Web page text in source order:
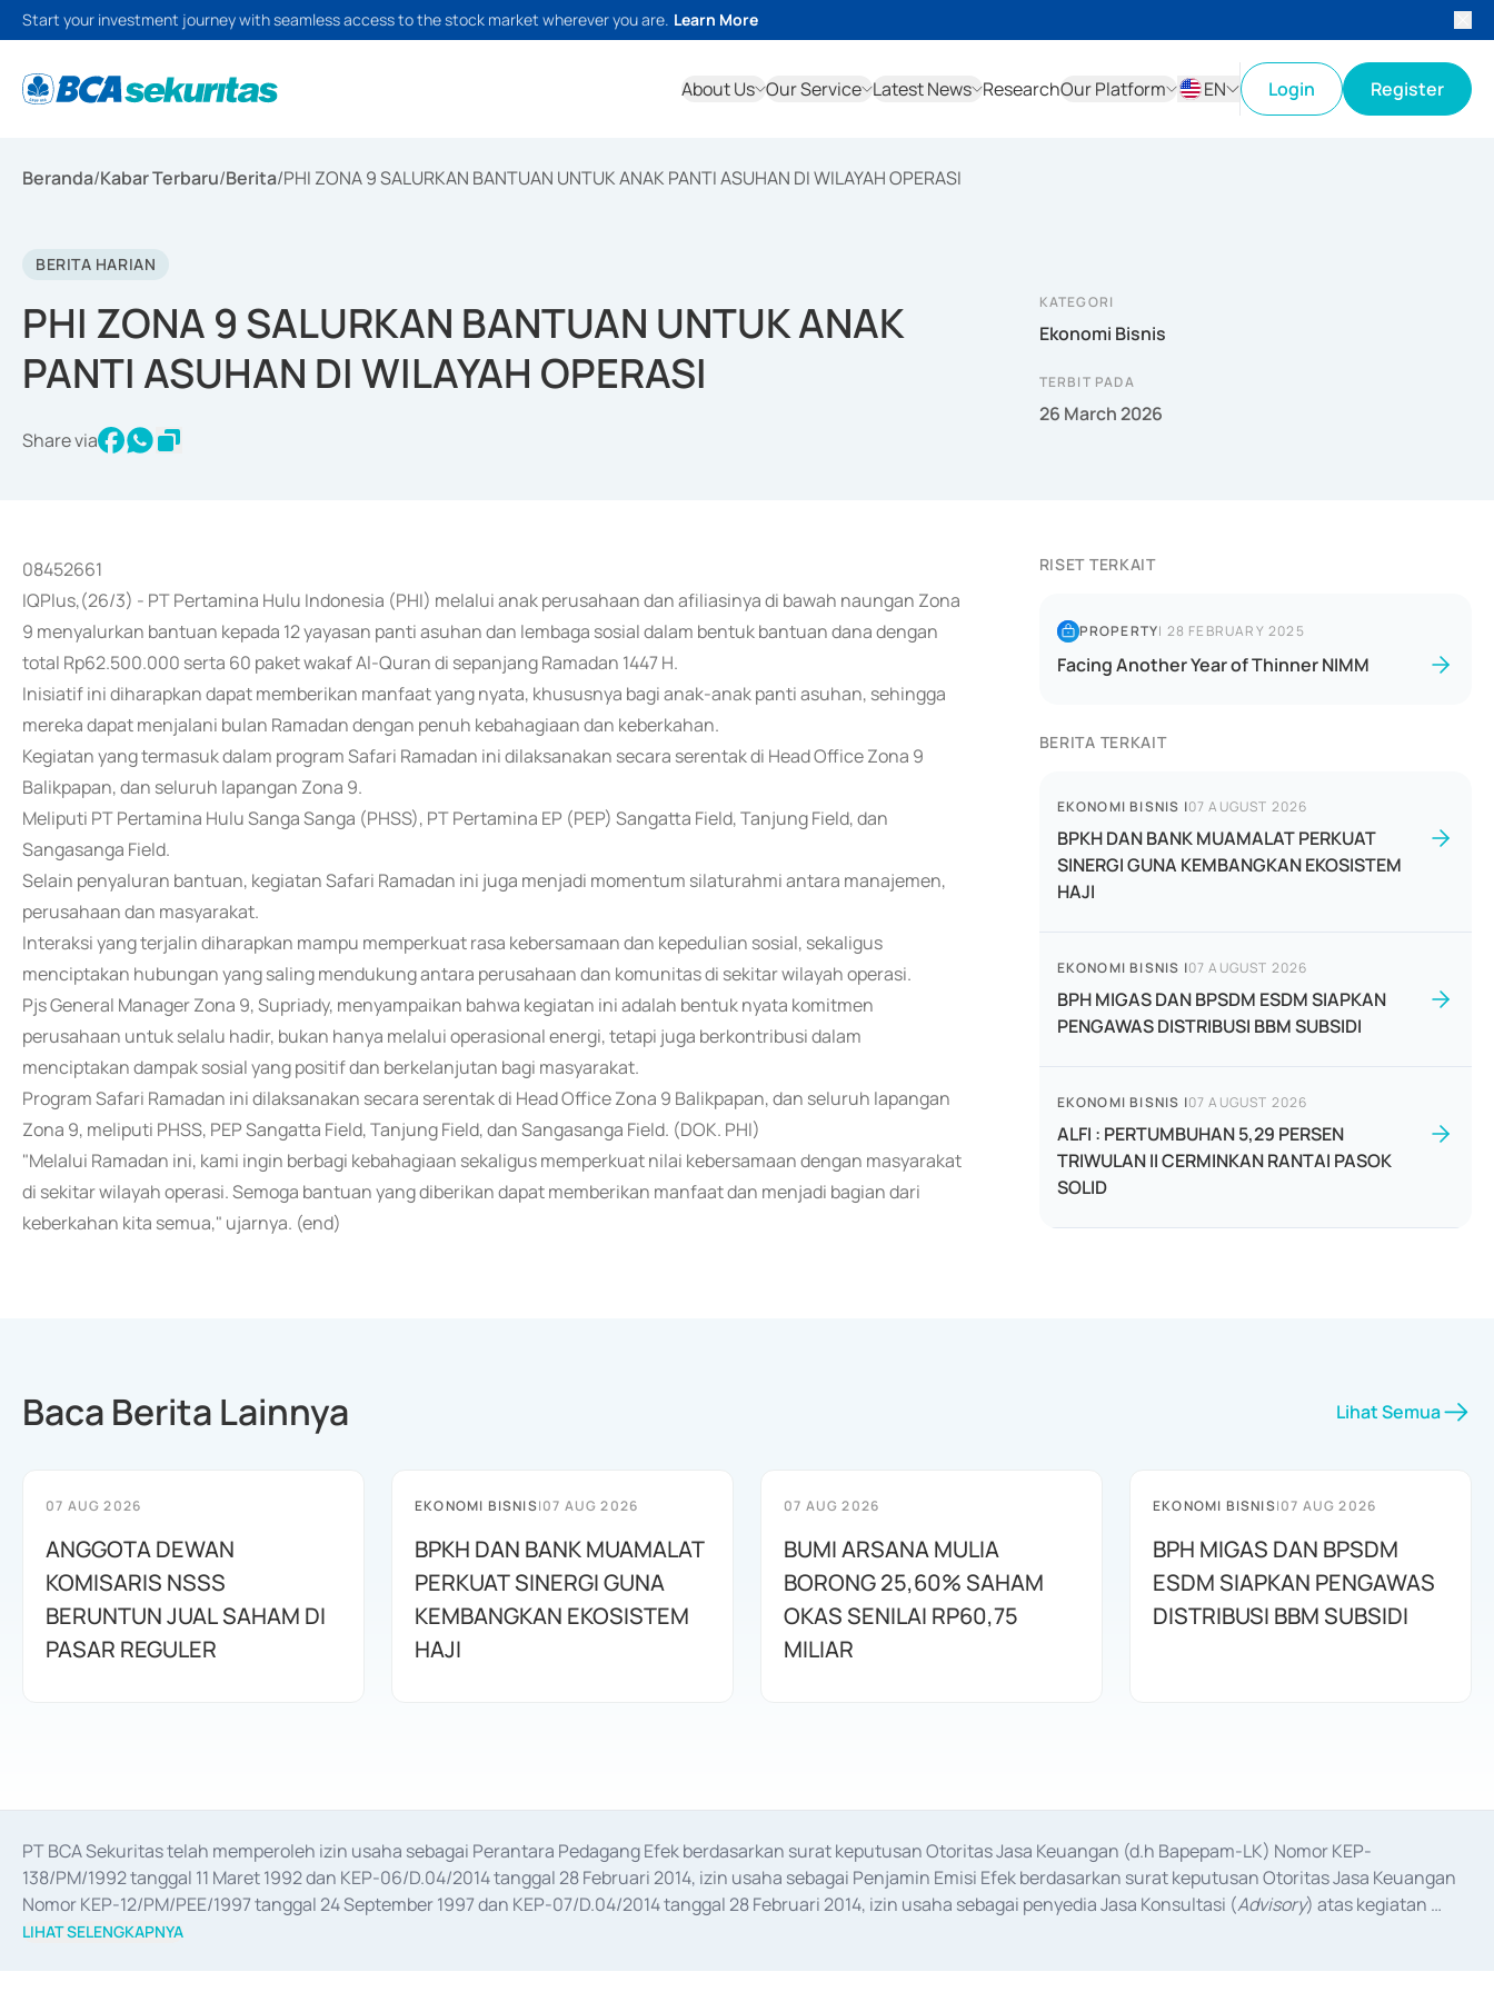
Start your investment journey with seamless access to the stock market wherever you are. Learn More
About Us Our Service Latest News ResearchOur Platform
EN
Login Register
Beranda/Kabar Terbaru/Berita/PHI ZONA 9 SALURKAN BANTUAN UNTUK ANAK PANTI ASUHAN DI WILAYAH OPERASI
BERITA HARIAN
PHI ZONA 9 SALURKAN BANTUAN UNTUK ANAK
PANTI ASUHAN DI WILAYAH OPERASI
Share via
KATEGORI
Ekonomi Bisnis
TERBIT PADA
26 March 2026
08452661
IQPlus,(26/3) - PT Pertamina Hulu Indonesia (PHI) melalui anak perusahaan dan afiliasinya di bawah naungan Zona
9 menyalurkan bantuan kepada 12 yayasan panti asuhan dan lembaga sosial dalam bentuk bantuan dana dengan
total Rp62.500.000 serta 60 paket wakaf Al-Quran di sepanjang Ramadan 1447 H.
Inisiatif ini diharapkan dapat memberikan manfaat yang nyata, khususnya bagi anak-anak panti asuhan, sehingga
mereka dapat menjalani bulan Ramadan dengan penuh kebahagiaan dan keberkahan.
Kegiatan yang termasuk dalam program Safari Ramadan ini dilaksanakan secara serentak di Head Office Zona 9
Balikpapan, dan seluruh lapangan Zona 9.
Meliputi PT Pertamina Hulu Sanga Sanga (PHSS), PT Pertamina EP (PEP) Sangatta Field, Tanjung Field, dan
Sangasanga Field.
Selain penyaluran bantuan, kegiatan Safari Ramadan ini juga menjadi momentum silaturahmi antara manajemen,
perusahaan dan masyarakat.
Interaksi yang terjalin diharapkan mampu memperkuat rasa kebersamaan dan kepedulian sosial, sekaligus
menciptakan hubungan yang saling mendukung antara perusahaan dan komunitas di sekitar wilayah operasi.
Pjs General Manager Zona 9, Supriady, menyampaikan bahwa kegiatan ini adalah bentuk nyata komitmen
perusahaan untuk selalu hadir, bukan hanya melalui operasional energi, tetapi juga berkontribusi dalam
menciptakan dampak sosial yang positif dan berkelanjutan bagi masyarakat.
Program Safari Ramadan ini dilaksanakan secara serentak di Head Office Zona 9 Balikpapan, dan seluruh lapangan
Zona 9, meliputi PHSS, PEP Sangatta Field, Tanjung Field, dan Sangasanga Field. (DOK. PHI)
"Melalui Ramadan ini, kami ingin berbagi kebahagiaan sekaligus memperkuat nilai kebersamaan dengan masyarakat
di sekitar wilayah operasi. Semoga bantuan yang diberikan dapat memberikan manfaat dan menjadi bagian dari
keberkahan kita semua," ujarnya. (end)
RISET TERKAIT
PROPERTY| 28 FEBRUARY 2025
Facing Another Year of Thinner NIMM
BERITA TERKAIT
EKONOMI BISNIS |07 AUGUST 2026
BPKH DAN BANK MUAMALAT PERKUAT
SINERGI GUNA KEMBANGKAN EKOSISTEM
HAJI
EKONOMI BISNIS |07 AUGUST 2026
BPH MIGAS DAN BPSDM ESDM SIAPKAN
PENGAWAS DISTRIBUSI BBM SUBSIDI
EKONOMI BISNIS |07 AUGUST 2026
ALFI : PERTUMBUHAN 5,29 PERSEN
TRIWULAN II CERMINKAN RANTAI PASOK
SOLID
Baca Berita Lainnya Lihat Semua
07 AUG 2026
ANGGOTA DEWAN
KOMISARIS NSSS
BERUNTUN JUAL SAHAM DI
PASAR REGULER
EKONOMI BISNIS|07 AUG 2026
BPKH DAN BANK MUAMALAT
PERKUAT SINERGI GUNA
KEMBANGKAN EKOSISTEM
HAJI
07 AUG 2026
BUMI ARSANA MULIA
BORONG 25,60% SAHAM
OKAS SENILAI RP60,75
MILIAR
EKONOMI BISNIS|07 AUG 2026
BPH MIGAS DAN BPSDM
ESDM SIAPKAN PENGAWAS
DISTRIBUSI BBM SUBSIDI
PT BCA Sekuritas telah memperoleh izin usaha sebagai Perantara Pedagang Efek berdasarkan surat keputusan Otoritas Jasa Keuangan (d.h Bapepam-LK) Nomor KEP-
138/PM/1992 tanggal 11 Maret 1992 dan KEP-06/D.04/2014 tanggal 28 Februari 2014, izin usaha sebagai Penjamin Emisi Efek berdasarkan surat keputusan Otoritas Jasa Keuangan
Nomor KEP-12/PM/PEE/1997 tanggal 24 September 1997 dan KEP-07/D.04/2014 tanggal 28 Februari 2014, izin usaha sebagai penyedia Jasa Konsultasi (Advisory) atas kegiatan
merger, akuisisi, divestasi, dan
LIHAT SELENGKAPNYA